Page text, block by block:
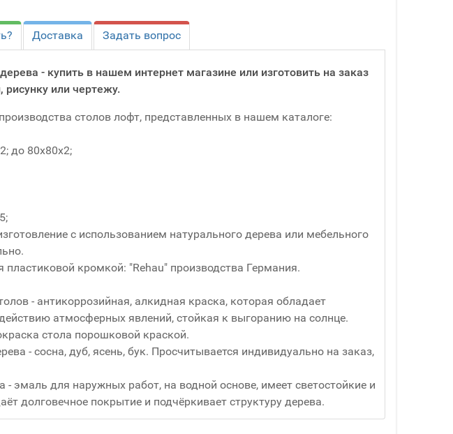
Доставка Задать вопрос
- купить в нашем интернет магазине или изготовить на заказ
или чертежу.
столов лофт, представленных в нашем каталоге:
до 80x80x2;
с использованием натурального дерева или мебельного
кромкой: "Rehau" производства Германия.
- антикоррозийная, алкидная краска, которая обладает
атмосферных явлений, стойкая к выгоранию на солнце.
стола порошковой краской.
- сосна, дуб, ясень, бук. Просчитывается индивидуально на заказ,
- эмаль для наружных работ, на водной основе, имеет светостойкие и
долговечное покрытие и подчёркивает структуру дерева.